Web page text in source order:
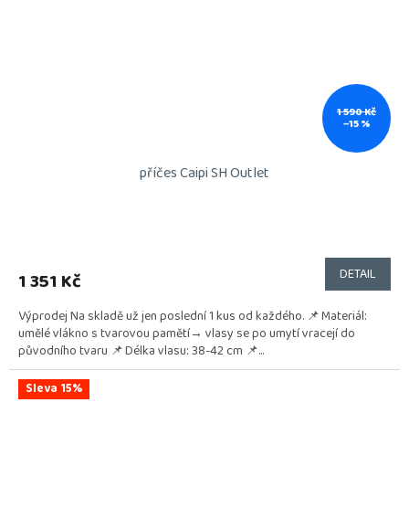
1 590 Kč
–15 %
příčes Caipi SH Outlet
1 351 Kč DETAIL
Výprodej Na skladě už jen poslední 1 kus od každého. 📌 Materiál:
umělé vlákno s tvarovou pamětí→ vlasy se po umytí vracejí do
původního tvaru 📌 Délka vlasu: 38-42 cm 📌...
Sleva 15%